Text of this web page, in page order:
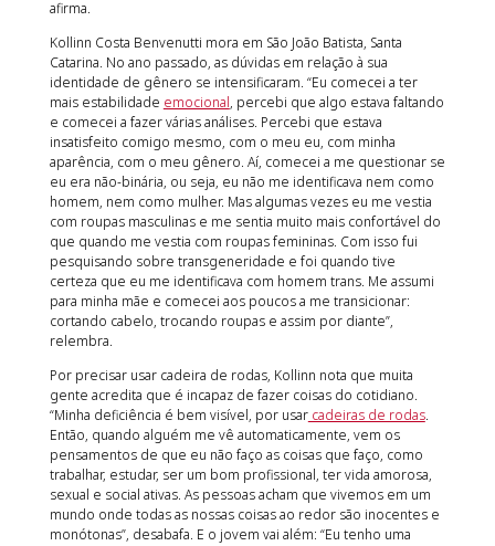
afirma.
Kollinn Costa Benvenutti mora em São João Batista, Santa
Catarina. No ano passado, as dúvidas em relação à sua
identidade de gênero se intensificaram. “Eu comecei a ter
mais estabilidade emocional, percebi que algo estava faltando
e comecei a fazer várias análises. Percebi que estava
insatisfeito comigo mesmo, com o meu eu, com minha
aparência, com o meu gênero. Aí, comecei a me questionar se
eu era não-binária, ou seja, eu não me identificava nem como
homem, nem como mulher. Mas algumas vezes eu me vestia
com roupas masculinas e me sentia muito mais confortável do
que quando me vestia com roupas femininas. Com isso fui
pesquisando sobre transgeneridade e foi quando tive
certeza que eu me identificava com homem trans. Me assumi
para minha mãe e comecei aos poucos a me transicionar:
cortando cabelo, trocando roupas e assim por diante”,
relembra.
Por precisar usar cadeira de rodas, Kollinn nota que muita
gente acredita que é incapaz de fazer coisas do cotidiano.
“Minha deficiência é bem visível, por usarcadeiras de rodas.
Então, quando alguém me vê automaticamente, vem os
pensamentos de que eu não faço as coisas que faço, como
trabalhar, estudar, ser um bom profissional, ter vida amorosa,
sexual e social ativas. As pessoas acham que vivemos em um
mundo onde todas as nossas coisas ao redor são inocentes e
monótonas”, desabafa. E o jovem vai além: “Eu tenho uma